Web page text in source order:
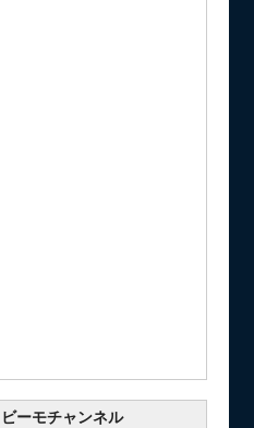
ビーモチャンネル